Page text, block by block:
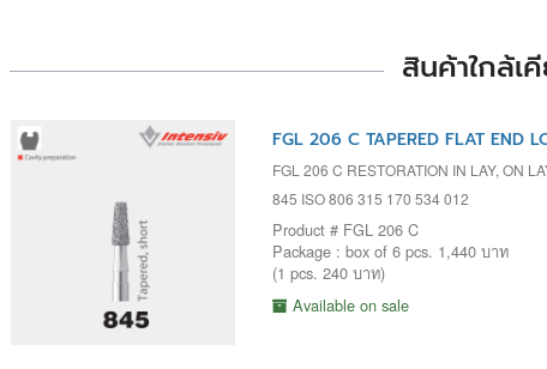
สินค้าใกล้เ
FGL 206 C TAPERED FLAT END
FGL 206 C RESTORATION IN LAY, ON
845 ISO 806 315 170 534 012
Product # FGL 206 C
Package : box of 6 pcs. 1,440 บาท
(1 pcs. 240 บาท)
Available on sale